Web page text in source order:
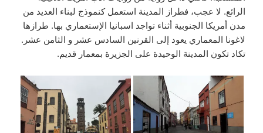
الرائع. لا عجب، فطراز المدينة استعمل كنموذج لبناء العديد من
مدن أمريكا الجنوبية أثناء تواجد اسبانيا الإستعماري بها. طرازها
لاغونا المعماري يعود إلى القرنين السادس عشر و الثامن عشر.
تكاد تكون المدينة الوحيدة على الجزيرة بمعمار قديم.